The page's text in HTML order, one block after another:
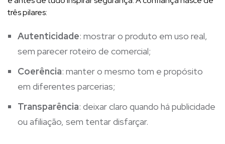
três pilares:
Autenticidade: mostrar o produto em uso real,
sem parecer roteiro de comercial;
Coerência: manter o mesmo tom e propósito
em diferentes parcerias;
Transparência: deixar claro quando há publicidade
ou afiliação, sem tentar disfarçar.